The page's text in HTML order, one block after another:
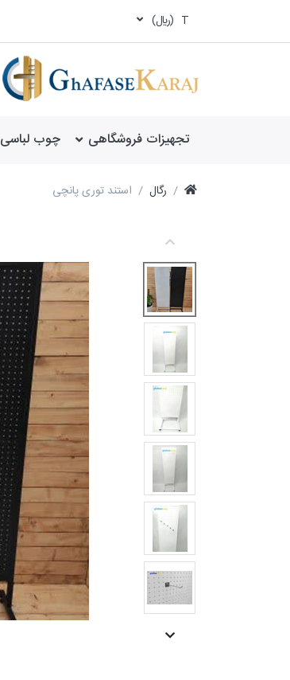
T (ريال)
تجهیزات فروشگاهی چوب لباسی
رگال استند توری پانچی